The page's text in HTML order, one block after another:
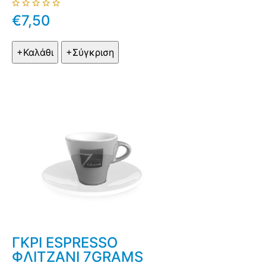
€7,50
ΓΚΡΙ ESPRESSO
ΦΛΙΤΖΑΝΙ 7GRAMS